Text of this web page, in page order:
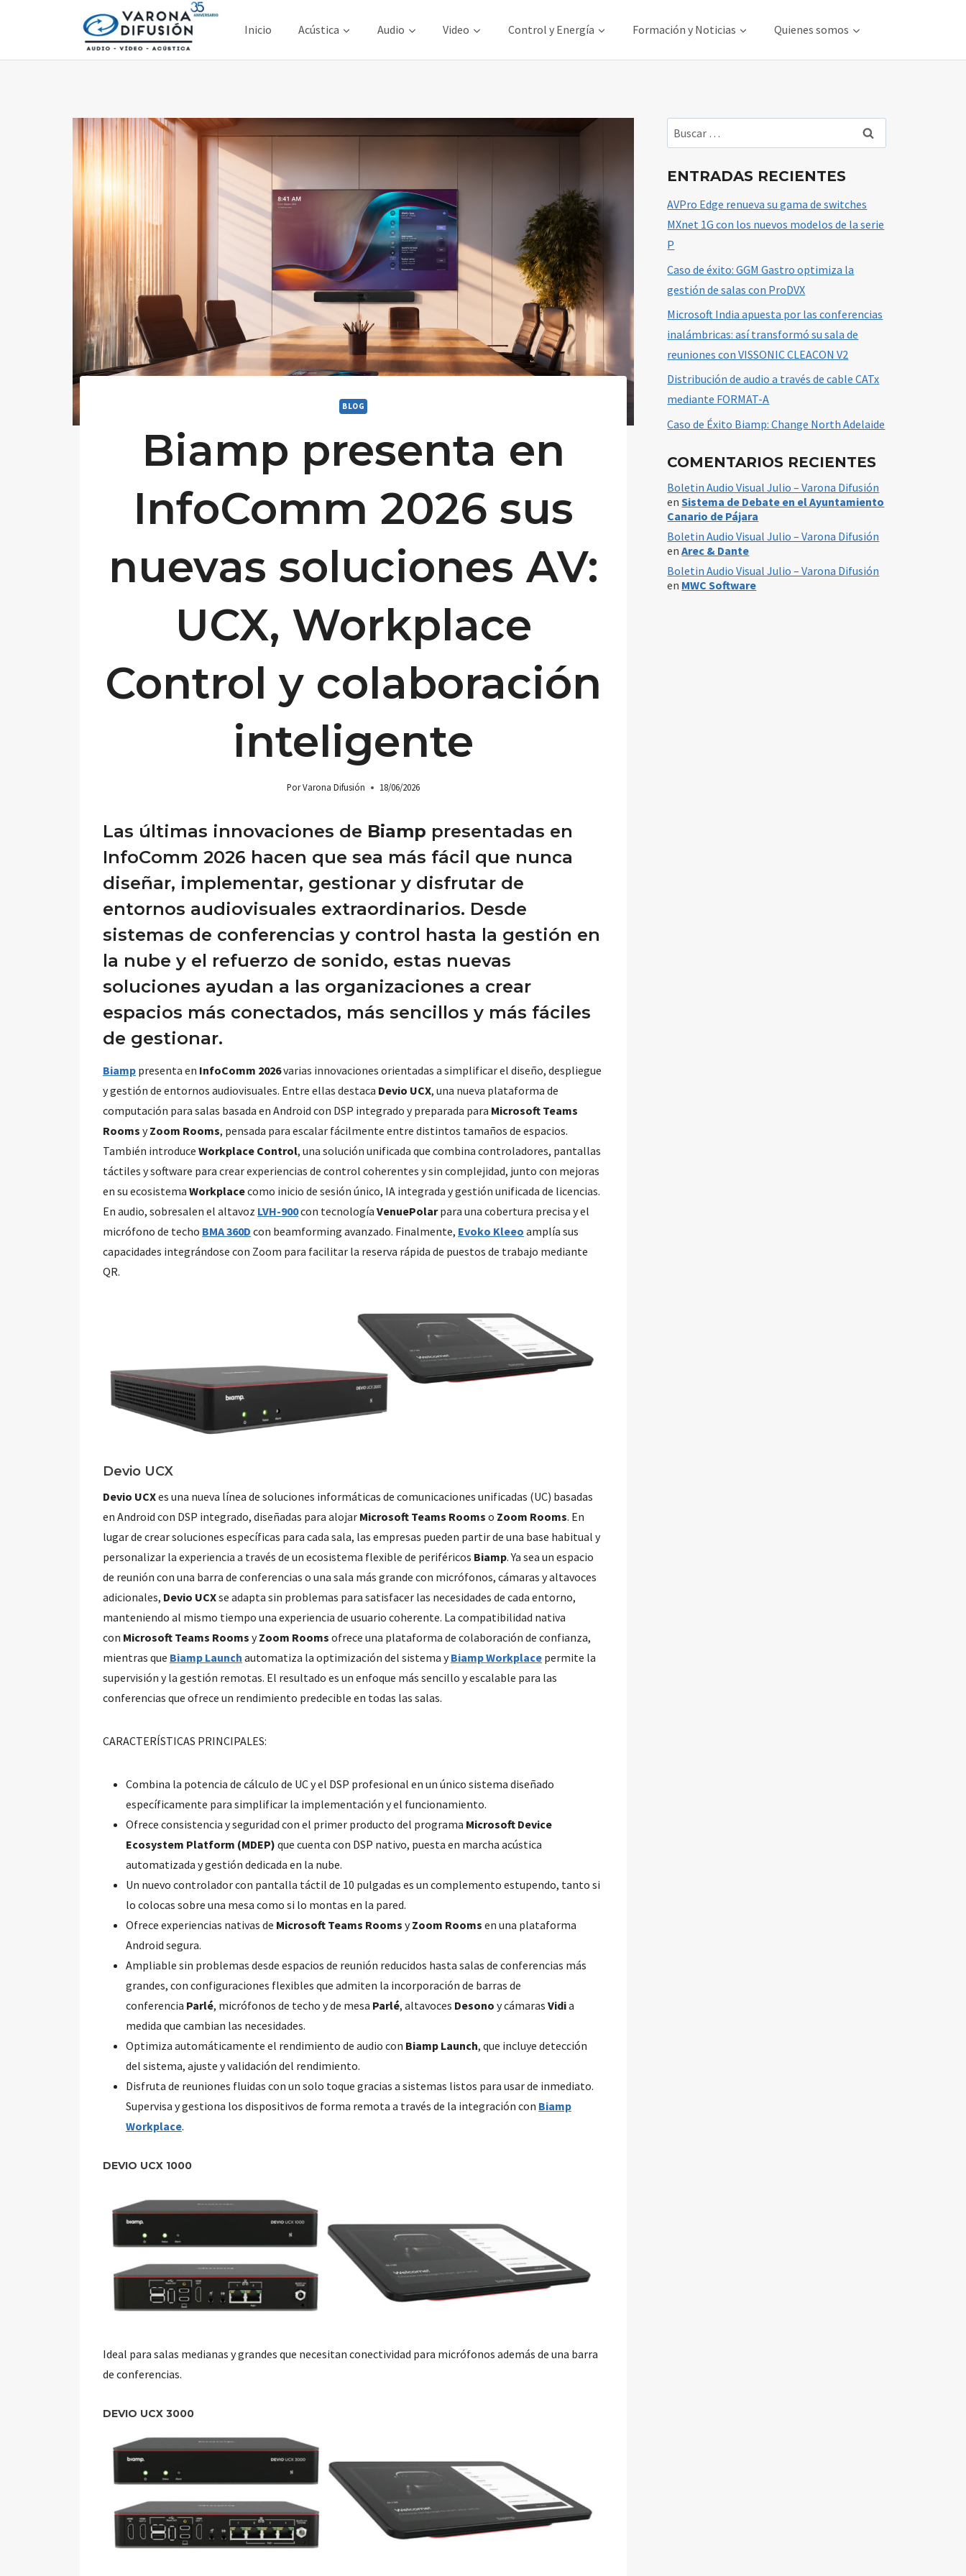
Inicio Acústica Audio Video Control y Energía Formación y Noticias Quienes somos
BLOG
Biamp presenta en
InfoComm 2026 sus
nuevas soluciones AV:
UCX, Workplace
Control y colaboración
inteligente
PorVarona Difusión 18/06/2026
Las últimas innovaciones de Biamp presentadas en
InfoComm 2026 hacen que sea más fácil que nunca
diseñar, implementar, gestionar y disfrutar de
entornos audiovisuales extraordinarios. Desde
sistemas de conferencias y control hasta la gestión en
la nube y el refuerzo de sonido, estas nuevas
soluciones ayudan a las organizaciones a crear
espacios más conectados, más sencillos y más fáciles
de gestionar.
Biamp presenta en InfoComm 2026varias innovaciones orientadas a simplificar el diseño, despliegue
y gestión de entornos audiovisuales. Entre ellas destaca Devio UCX, una nueva plataforma de
computación para salas basada en Android con DSP integrado y preparada para Microsoft Teams
Rooms yZoom Rooms, pensada para escalar fácilmente entre distintos tamaños de espacios.
También introduce Workplace Control, una solución unificada que combina controladores, pantallas
táctiles y software para crear experiencias de control coherentes y sin complejidad, junto con mejoras
en su ecosistema Workplacecomo inicio de sesión único, IA integrada y gestión unificada de licencias.
En audio, sobresalen el altavoz LVH-900con tecnología VenuePolarpara una cobertura precisa y el
micrófono de techo BMA 360D con beamforming avanzado. Finalmente, Evoko Kleeo amplía sus
capacidades integrándose con Zoom para facilitar la reserva rápida de puestos de trabajo mediante
QR.
Devio UCX
Devio UCXes una nueva línea de soluciones informáticas de comunicaciones unificadas (UC) basadas
en Android con DSP integrado, diseñadas para alojar Microsoft Teams Rooms o Zoom Rooms. En
lugar de crear soluciones específicas para cada sala, las empresas pueden partir de una base habitual y
personalizar la experiencia a través de un ecosistema flexible de periféricos Biamp. Ya sea un espacio
de reunión con una barra de conferencias o una sala más grande con micrófonos, cámaras y altavoces
adicionales, Devio UCXse adapta sin problemas para satisfacer las necesidades de cada entorno,
manteniendo al mismo tiempo una experiencia de usuario coherente. La compatibilidad nativa
con Microsoft Teams Rooms yZoom Rooms ofrece una plataforma de colaboración de confianza,
mientras que Biamp Launch automatiza la optimización del sistema yBiamp Workplace permite la
supervisión y la gestión remotas. El resultado es un enfoque más sencillo y escalable para las
conferencias que ofrece un rendimiento predecible en todas las salas.
CARACTERÍSTICAS PRINCIPALES:
Combina la potencia de cálculo de UC y el DSP profesional en un único sistema diseñado
específicamente para simplificar la implementación y el funcionamiento.
Ofrece consistencia y seguridad con el primer producto del programa Microsoft Device
Ecosystem Platform (MDEP) que cuenta con DSP nativo, puesta en marcha acústica
automatizada y gestión dedicada en la nube.
Un nuevo controlador con pantalla táctil de 10 pulgadas es un complemento estupendo, tanto si
lo colocas sobre una mesa como si lo montas en la pared.
Ofrece experiencias nativas de Microsoft Teams Rooms yZoom Rooms en una plataforma
Android segura.
Ampliable sin problemas desde espacios de reunión reducidos hasta salas de conferencias más
grandes, con configuraciones flexibles que admiten la incorporación de barras de
conferencia Parlé, micrófonos de techo y de mesa Parlé, altavoces Desono y cámaras Vidia
medida que cambian las necesidades.
Optimiza automáticamente el rendimiento de audio con Biamp Launch, que incluye detección
del sistema, ajuste y validación del rendimiento.
Disfruta de reuniones fluidas con un solo toque gracias a sistemas listos para usar de inmediato.
Supervisa y gestiona los dispositivos de forma remota a través de la integración con Biamp
Workplace.
DEVIO UCX 1000
Ideal para salas medianas y grandes que necesitan conectividad para micrófonos además de una barra
de conferencias.
DEVIO UCX 3000
Buscar:
ENTRADAS RECIENTES
AVPro Edge renueva su gama de switches
MXnet 1G con los nuevos modelos de la serie
P
Caso de éxito: GGM Gastro optimiza la
gestión de salas con ProDVX
Microsoft India apuesta por las conferencias
inalámbricas: así transformó su sala de
reuniones con VISSONIC CLEACON V2
Distribución de audio a través de cable CATx
mediante FORMAT-A
Caso de Éxito Biamp: Change North Adelaide
COMENTARIOS RECIENTES
Boletin Audio Visual Julio – Varona Difusión
enSistema de Debate en el Ayuntamiento
Canario de Pájara
Boletin Audio Visual Julio – Varona Difusión
enArec & Dante
Boletin Audio Visual Julio – Varona Difusión
en MWC Software